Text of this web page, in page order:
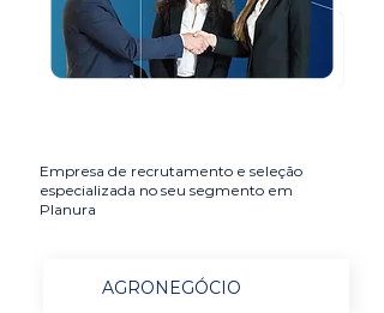
Empresa de recrutamento e seleção
especializada no seu segmento em
Planura
AGRONEGÓCIO